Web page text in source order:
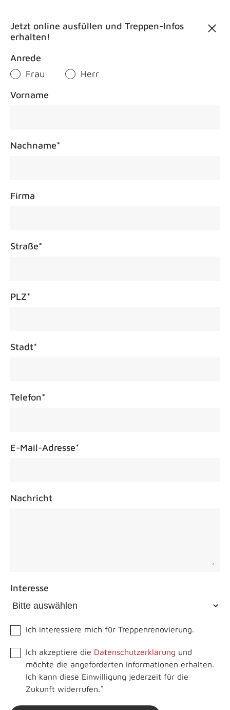
Jetzt online ausfüllen und Treppen-Infos
erhalten!
Anrede
Frau
Herr
Vorname
Nachname*
Firma
Straße*
PLZ*
Stadt*
Telefon*
E-Mail-Adresse*
Nachricht
Interesse
Ich interessiere mich für Treppenrenovierung.
Ich akzeptiere die Datenschutzerklärung und
möchte die angeforderten Informationen erhalten.
Ich kann diese Einwilligung jederzeit für die
Zukunft widerrufen.*